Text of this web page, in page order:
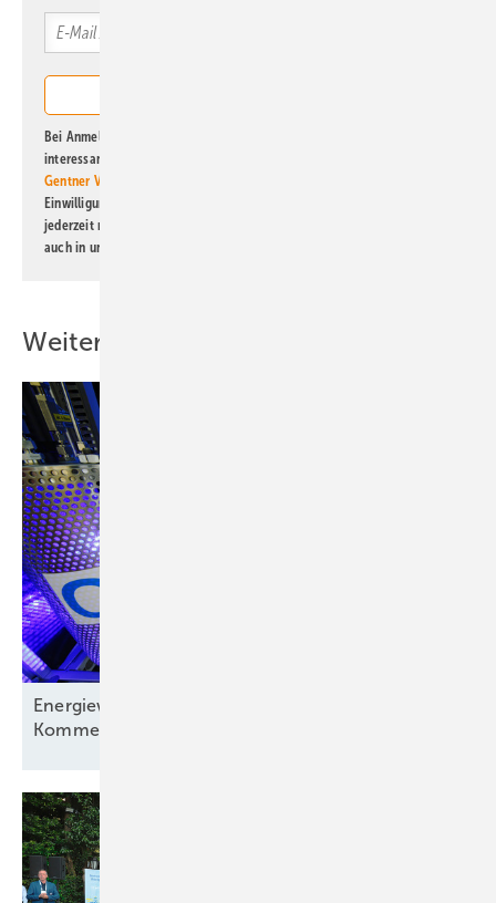
Bei Anmeldung zu diesem Newsletter bin ich damit einverstanden, über
interessante Verlags- und Online-Angebote
Gentner Verlag GmbH & Co. KG
Einwilligung kann ich jederzeit widerrufen und eine Abmeldung ist
jederzeit möglich. Informationen zum Umgang mit Daten finden Sie
auch in unserer
Weitere Inhalte
Energiewirtschaft auf der Verliererstraße? – ein
Kommentar